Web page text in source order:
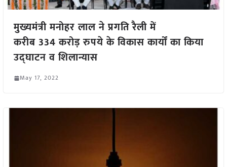
मुख्यमंत्री मनोहर लाल ने प्रगति रैली में
करीब 334 करोड़ रुपये के विकास कार्यों का किया
उद्घाटन व शिलान्यास
May 17, 2022